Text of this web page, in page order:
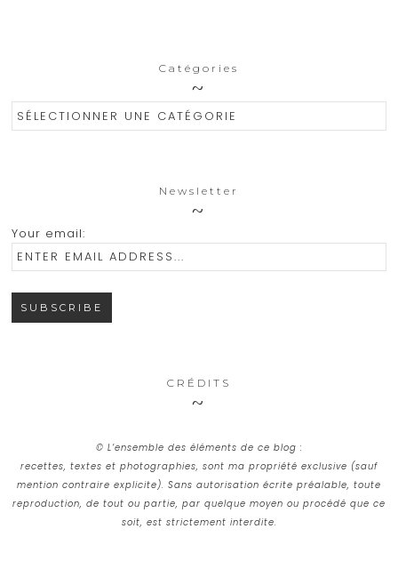
Catégories
Catégories
Newsletter
Your email:
CRÉDITS
© L’ensemble des éléments de ce blog :
recettes, textes et photographies, sont ma propriété exclusive (sauf
mention contraire explicite). Sans autorisation écrite préalable, toute
reproduction, de tout ou partie, par quelque moyen ou procédé que ce
soit, est strictement interdite.